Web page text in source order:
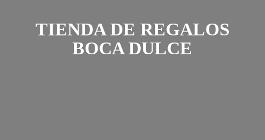
TIENDA DE REGALOS
BOCA DULCE